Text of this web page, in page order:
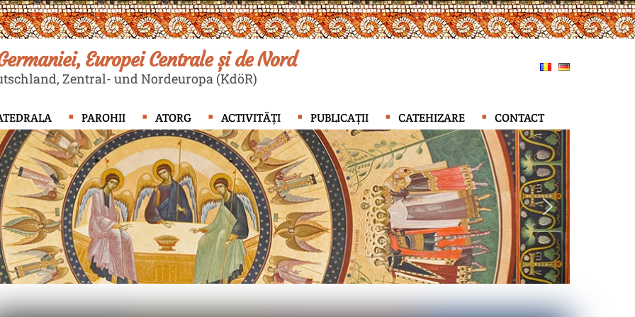
Europei Centrale și de Nord
Zentral- und Nordeuropa (KdöR)
PAROHII ATORG ACTIVITĂȚI PUBLICAȚII CATEHIZARE CONTACT